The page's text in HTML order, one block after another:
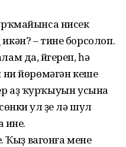
нисек
– тине борсолоп.
да, йүгереп, һә
йөрөмәгән кеше
аҙ ҡурҡыуын усына
ул үҙе лә шул
ине.
вагонға менеү